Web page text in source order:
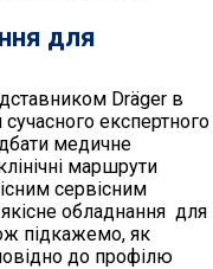
для
Dräger в
експертного
медичне
маршрути
сервісним
обладнання для
підкажемо, як
до профілю